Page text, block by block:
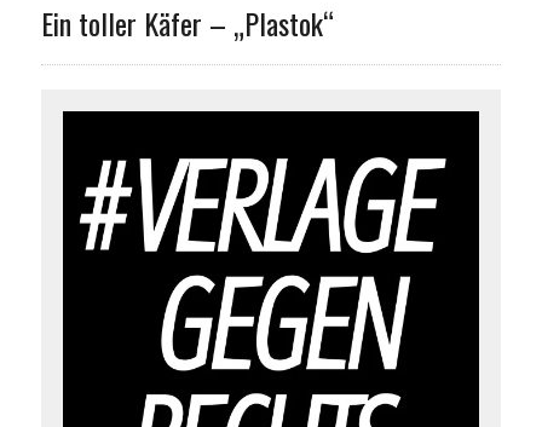
Ein toller Käfer – „Plastok“